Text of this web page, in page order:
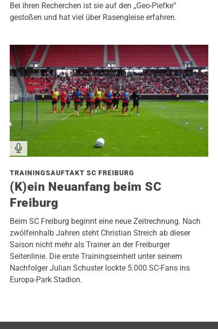
Bei ihren Recherchen ist sie auf den „Geo-Piefke“
gestoßen und hat viel über Rasengleise erfahren.
TRAININGSAUFTAKT SC FREIBURG
(K)ein Neuanfang beim SC
Freiburg
Beim SC Freiburg beginnt eine neue Zeitrechnung. Nach
zwölfeinhalb Jahren steht Christian Streich ab dieser
Saison nicht mehr als Trainer an der Freiburger
Seitenlinie. Die erste Trainingseinheit unter seinem
Nachfolger Julian Schuster lockte 5.000 SC-Fans ins
Europa-Park Stadion.